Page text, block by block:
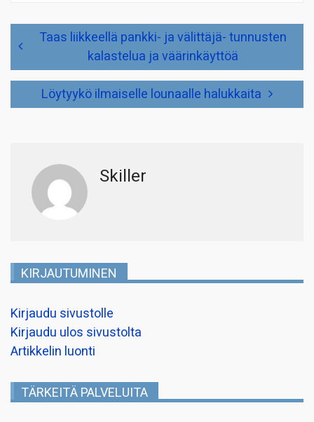
Artikkelien
selaus Taas liikkeellä pankki- ja välittäjä- tunnusten
kalastelua ja väärinkäyttöä
Löytyykö ilmaiselle lounaalle halukkaita
Skiller
KIRJAUTUMINEN
Kirjaudu sivustolle
Kirjaudu ulos sivustolta
Artikkelin luonti
TÄRKEITÄ PALVELUITA